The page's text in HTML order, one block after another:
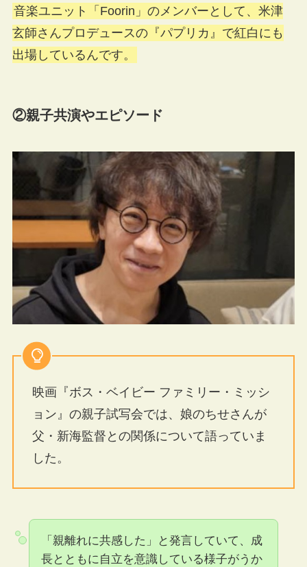
音楽ユニット「Foorin」のメンバーとして、米津
玄師さんプロデュースの『パプリカ』で紅白にも
出場しているんです。
②親子共演やエピソード
映画『ボス・ベイビー ファミリー・ミッシ
ョン』の親子試写会では、娘のちせさんが
父・新海監督との関係について語っていま
した。
「親離れに共感した」と発言していて、成
長とともに自立を意識している様子がうか